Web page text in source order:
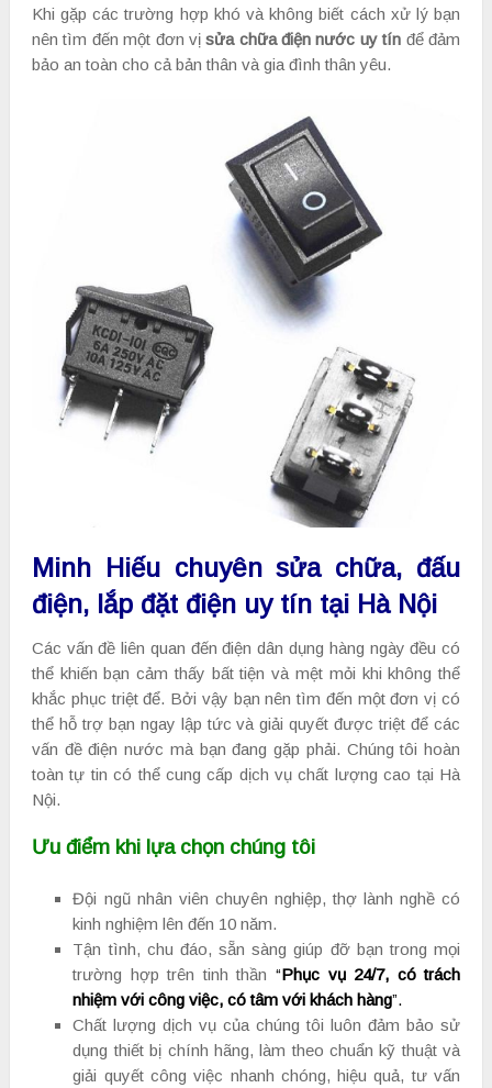
Khi gặp các trường hợp khó và không biết cách xử lý bạn
nên tìm đến một đơn vịsửa chữa điện nước uy tín để đảm
bảo an toàn cho cả bản thân và gia đình thân yêu.
Minh Hiếu chuyên sửa chữa, đấu
điện, lắp đặt điện uy tín tại Hà Nội
Các vấn đề liên quan đến điện dân dụng hàng ngày đều có
thể khiến bạn cảm thấy bất tiện và mệt mỏi khi không thể
khắc phục triệt để. Bởi vậy bạn nên tìm đến một đơn vị có
thể hỗ trợ bạn ngay lập tức và giải quyết được triệt để các
vấn đề điện nước mà bạn đang gặp phải. Chúng tôi hoàn
toàn tự tin có thể cung cấp dịch vụ chất lượng cao tại Hà
Nội.
Ưu điểm khi lựa chọn chúng tôi
Đội ngũ nhân viên chuyên nghiệp, thợ lành nghề có
kinh nghiệm lên đến 10 năm.
Tận tình, chu đáo, sẵn sàng giúp đỡ bạn trong mọi
trường hợp trên tinh thần “Phục vụ 24/7, có trách
nhiệm với công việc, có tâm với khách hàng”.
Chất lượng dịch vụ của chúng tôi luôn đảm bảo sử
dụng thiết bị chính hãng, làm theo chuẩn kỹ thuật và
giải quyết công việc nhanh chóng, hiệu quả, tư vấn